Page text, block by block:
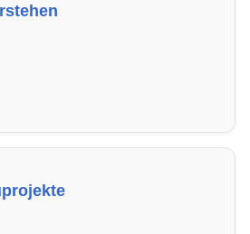
rechtmäßig sind und
Belastung optimieren